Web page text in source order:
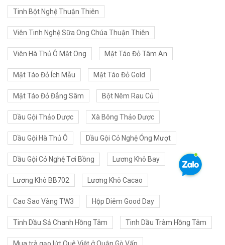
Tinh Bột Nghệ Thuận Thiên
Viên Tinh Nghệ Sữa Ong Chúa Thuận Thiên
Viên Hà Thủ Ô Mật Ong Mật Táo Đỏ Tâm An
Mật Táo Đỏ Ích Mẫu Mật Táo Đỏ Gold
Mật Táo Đỏ Đẳng Sâm Bột Nêm Rau Củ
Dầu Gội Thảo Dược Xà Bông Thảo Dược
Dầu Gội Hà Thủ Ô Dầu Gội Cỏ Nghệ Óng Mượt
Dầu Gội Cỏ Nghệ Tơi Bồng Lương Khô Bay
Lương Khô BB702 Lương Khô Cacao
Cao Sao Vàng TW3 Hộp Diêm Good Day
Tinh Dầu Sả Chanh Hồng Tâm Tinh Dầu Tràm Hồng Tâm